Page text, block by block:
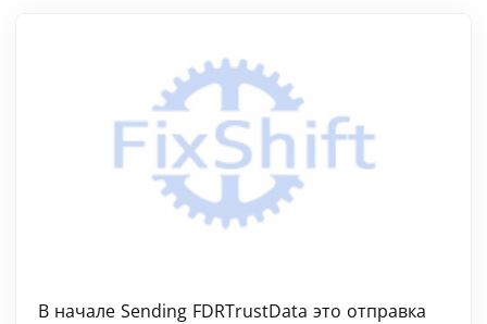
В начале Sending FDRTrustData это отправка